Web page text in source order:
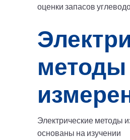
оценки запасов
методы
Электрические методы
основаны на изучении